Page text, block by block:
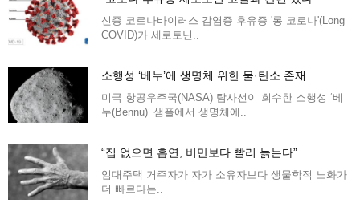
신종 코로나바이러스 감염증 후유증 '롱 코로나'(Long
COVID)가 세로토닌..
소행성 ‘베누’에 생명체 위한 물·탄소 존재
미국 항공우주국(NASA) 탐사선이 회수한 소행성 ‘베
누(Bennu)’ 샘플에서 생명체에..
“집 없으면 흡연, 비만보다 빨리 늙는다”
임대주택 거주자가 자가 소유자보다 생물학적 노화가
더 빠르다는..